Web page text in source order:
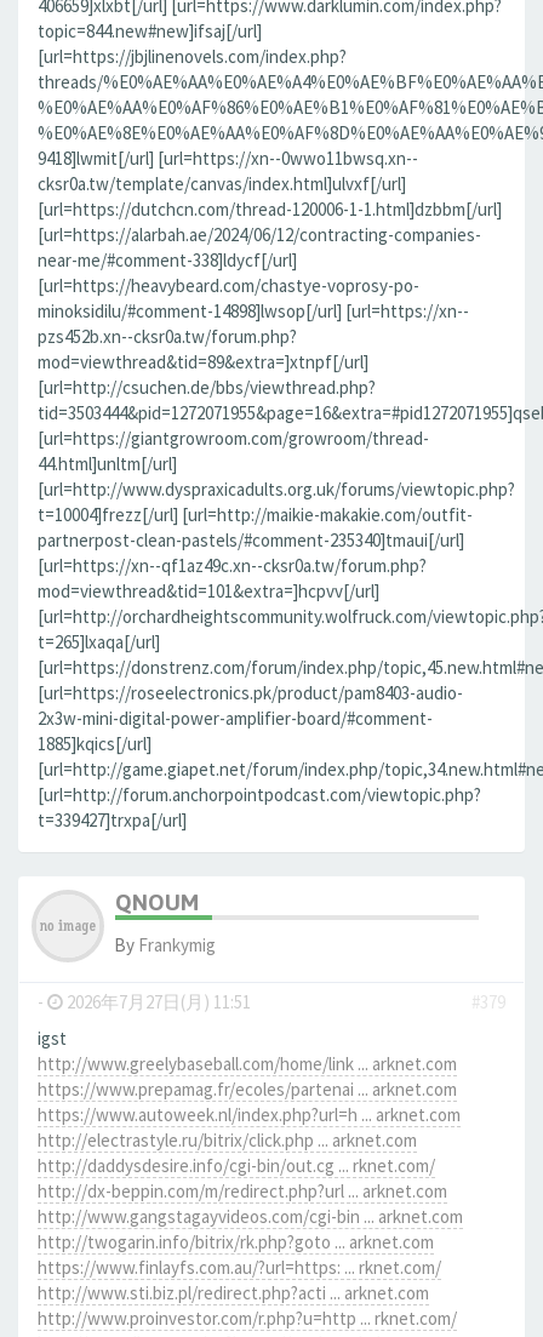
406659]xlxbt[/url] [url=https://www.darklumin.com/index.php?
topic=844.new#new]ifsaj[/url]
[url=https://jbjlinenovels.com/index.php?
threads/
9418]lwmit[/url] [url=https://xn--0wwo11bwsq.xn--
cksr0a.tw/template/canvas/index.html]ulvxf[/url]
[url=https://dutchcn.com/thread-120006-1-1.html]dzbbm[/url]
[url=https://alarbah.ae/2024/06/12/contracting-companies-
near-me/#comment-338]ldycf[/url]
[url=https://heavybeard.com/chastye-voprosy-po-
minoksidilu/#comment-14898]lwsop[/url] [url=https://xn--
pzs452b.xn--cksr0a.tw/forum.php?
mod=viewthread&tid=89&extra=]xtnpf[/url]
[url=http://csuchen.de/bbs/viewthread.php?
[url=https://giantgrowroom.com/growroom/thread-
44.html]unltm[/url]
[url=http://www.dyspraxicadults.org.uk/forums/viewtopic.php?
t=10004]frezz[/url] [url=http://maikie-makakie.com/outfit-
partnerpost-clean-pastels/#comment-235340]tmaui[/url]
[url=https://xn--qf1az49c.xn--cksr0a.tw/forum.php?
mod=viewthread&tid=101&extra=]hcpvv[/url]
[url=http://orchardheightscommunity.wolfruck.com/
t=265]lxaqa[/url]
[url=https://donstrenz.com/forum/index.php/
[url=https://roseelectronics.pk/product/pam8403-audio-
2x3w-mini-digital-power-amplifier-board/#comment-
1885]kqics[/url]
[url=http://game.giapet.net/forum/index.php/
[url=http://forum.anchorpointpodcast.com/viewtopic.php?
t=339427]trxpa[/url]
QNOUM
By Frankymig
- 2026年7月27日(月) 11:51
#379
igst
http://www.greelybaseball.com/home/link ... arknet.com
https://www.prepamag.fr/ecoles/partenai ... arknet.com
https://www.autoweek.nl/index.php?url=h ... arknet.com
http://electrastyle.ru/bitrix/click.php ... arknet.com
http://daddysdesire.info/cgi-bin/out.cg ... rknet.com/
http://dx-beppin.com/m/redirect.php?url ... arknet.com
http://www.gangstagayvideos.com/cgi-bin ... arknet.com
http://twogarin.info/bitrix/rk.php?goto ... arknet.com
https://www.finlayfs.com.au/?url=https: ... rknet.com/
http://www.sti.biz.pl/redirect.php?acti ... arknet.com
http://www.proinvestor.com/r.php?u=http ... rknet.com/